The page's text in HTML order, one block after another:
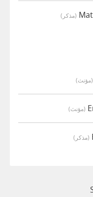
(مذكر)
(مؤنث)
(مؤنث)
(مذكر)